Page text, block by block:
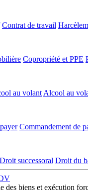
Contrat de travail
Copropriété et PPE
au volant Alcool au
Commandement de
Droit successoral Droit du
des biens et exécution